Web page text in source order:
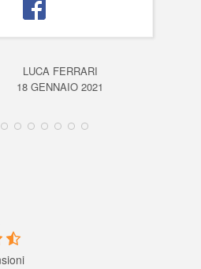
LUCA FERRARI
18 GENNAIO 2021